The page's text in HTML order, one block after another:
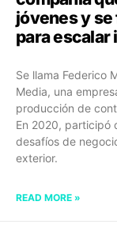
jóvenes y
para
Se llama Federico
Media, una
producción de
En 2020, participó
desafíos de
exterior.
READ MORE »